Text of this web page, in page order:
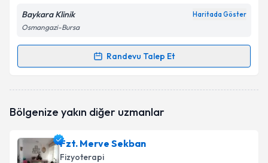
Baykara Klinik Haritada Göster
Osmangazi-Bursa
Randevu Talep Et
Randevu Takvimi Talebi
oluşturun. Size bu uzmandan randevu almanız için bir
E-posta Adresiniz
Bölgenize yakın diğer uzmanlar
Fzt. Merve Sekban
Fizyoterapi